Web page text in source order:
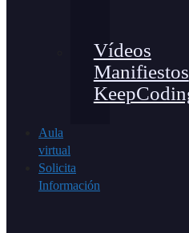
Vídeos
Manifiestos
Aula
virtual
Solicita
Información